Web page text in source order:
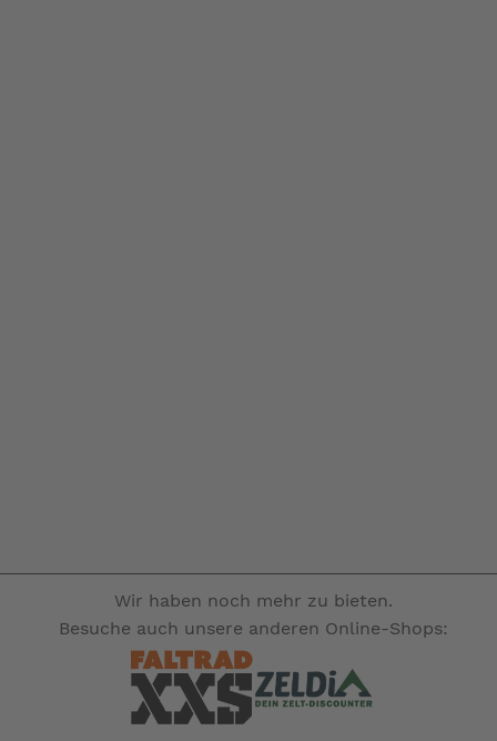
Wir haben noch mehr zu bieten.
Besuche auch unsere anderen Online-Shops: